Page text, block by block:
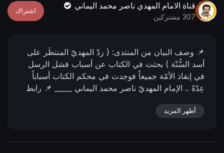
c
قناة الامام المهدي ناصر محمد اليماني
307 مشتركين
اشتراك
📌 وصف البیان من المنتدى: ( ردّ المهديّ المنتظَر على
أسد السُّنّة ) بحثت في الكتاب عن أسباب فشل الرسل
في إنقاذ الأمّة جميعاً فوجدت في محكم الكتاب أسباباً
عِدّةً .. الإمام المهديّ ناصر محمد اليماني
📌 رابط
alyamani.org/showthread.php?p=5114
أظهر المزيد